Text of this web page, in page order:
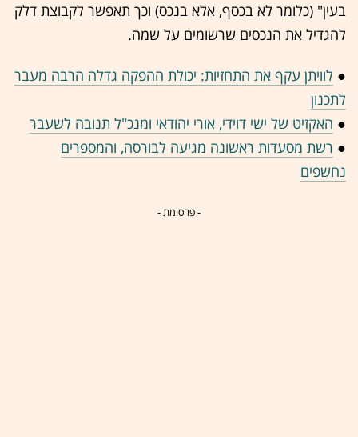
בעין" (כלומר לא בכסף, אלא בנכס) וכך תאפשר לקבוצת דלק
להגדיל את הנכסים שרשומים על שמה.
● לוויתן עקף את התחזיות: יכולת ההפקה גדלה הרבה מעבר
לתכנון
● האקזיט של ישי דוידי, אורי יהודאי ומנכ"ל תנובה לשעבר
● רשת מסעדות ראשונה מגיעה לבורסה, והמספרים
נחשפים
- פרסומת -